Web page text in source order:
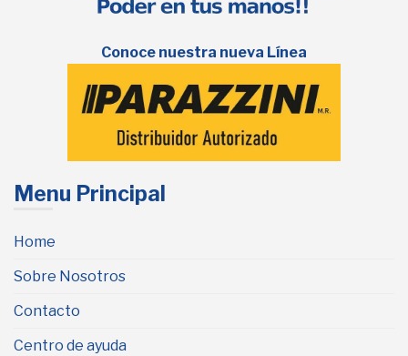
Conoce nuestra nueva Línea
Menu Principal
Home
Sobre Nosotros
Contacto
Centro de ayuda